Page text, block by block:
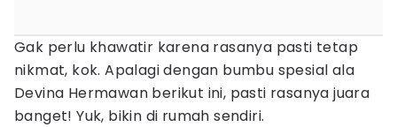
Gak perlu khawatir karena rasanya pasti tetap
nikmat, kok. Apalagi dengan bumbu spesial ala
Devina Hermawan berikut ini, pasti rasanya juara
banget! Yuk, bikin di rumah sendiri.